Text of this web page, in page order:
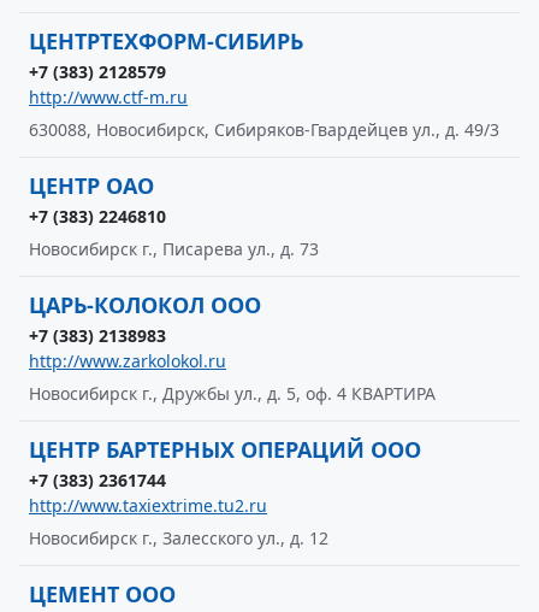
ЦЕНТРТЕХФОРМ-СИБИРЬ
+7 (383) 2128579
http://www.ctf-m.ru
630088, Новосибирск, Сибиряков-Гвардейцев ул., д. 49/3
ЦЕНТР ОАО
+7 (383) 2246810
Новосибирск г., Писарева ул., д. 73
ЦАРЬ-КОЛОКОЛ ООО
+7 (383) 2138983
http://www.zarkolokol.ru
Новосибирск г., Дружбы ул., д. 5, оф. 4 КВАРТИРА
ЦЕНТР БАРТЕРНЫХ ОПЕРАЦИЙ ООО
+7 (383) 2361744
http://www.taxiextrime.tu2.ru
Новосибирск г., Залесского ул., д. 12
ЦЕМЕНТ ООО